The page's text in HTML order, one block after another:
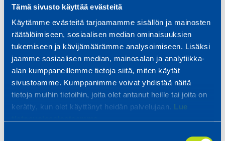
Tämä sivusto käyttää evästeitä
Käytämme evästeitä tarjoamamme sisällön ja mainosten
räätälöimiseen, sosiaalisen median ominaisuuksien
tukemiseen ja kävijämäärämme analysoimiseen. Lisäksi
jaamme sosiaalisen median, mainosalan ja analytiikka-
alan kumppaneillemme tietoja siitä, miten käytät
sivustoamme. Kumppanimme voivat yhdistää näitä
tietoja muihin tietoihin, joita olet antanut heille tai joita on
kerätty, kun olet käyttänyt heidän palvelujaan. Lue
muotoilun yhteistyössä Relicomp Oy:n kanssa.
Aiemmin ulkona säilytettävän voimalan tuli
myös mahtua helposti sisätiloihin ja näyttää
hyvältä.
Relicomp Oy:n suunnittelija Jarkko Könni
vastasi voimalaitoksen
mekaniikkasuunnittelusta ja laitosten
valmistuksesta yhteistyössä Volter Oy:n
suunnittelijan Iikka Ylikosken sekä Pinto Design